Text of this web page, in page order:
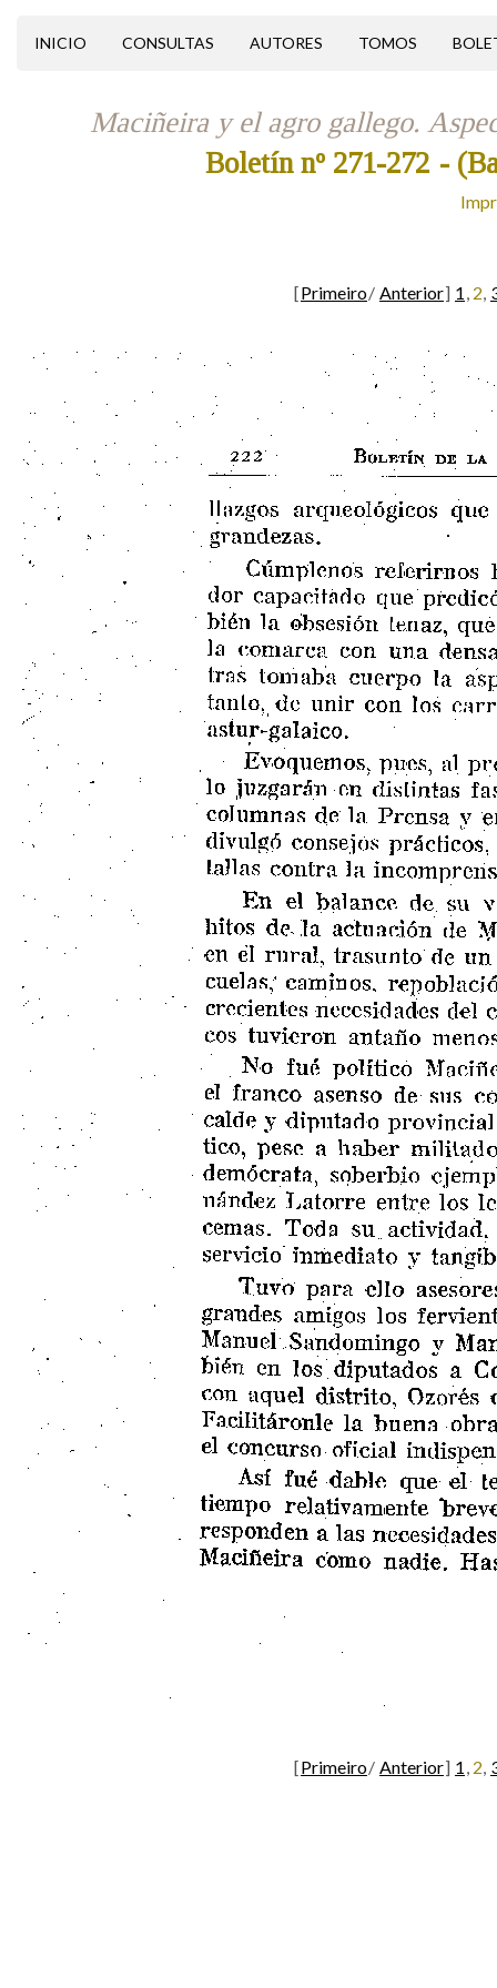
INICIO CONSULTAS AUTORES TOMOS
Maciñeira y el agro gallego.
Boletín nº 271-272 -
[Primeiro/ Anterior] 1 , 2,
[Primeiro/ Anterior] 1 , 2,